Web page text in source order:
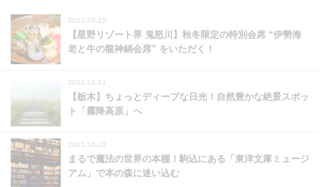
2022-09-25
【星野リゾート界 鬼怒川】秋冬限定の特別会席 “伊勢海
老と牛の龍神鍋会席” をいただく！
2021-10-21
【栃木】ちょっとディープな日光！自然豊かな絶景スポッ
ト「霧降高原」へ
2021-10-19
まるで魔法の世界の本棚！駒込にある「東洋文庫ミュージ
アム」で本の森に迷い込む